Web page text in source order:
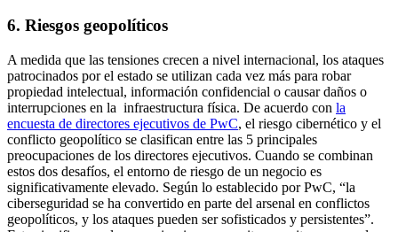
6. Riesgos geopolíticos
A medida que las tensiones crecen a nivel internacional, los ataques
patrocinados por el estado se utilizan cada vez más para robar
propiedad intelectual, información confidencial o causar daños o
interrupciones en la infraestructura física. De acuerdo con la
encuesta de directores ejecutivos de PwC, el riesgo cibernético y el
conflicto geopolítico se clasifican entre las 5 principales
preocupaciones de los directores ejecutivos. Cuando se combinan
estos dos desafíos, el entorno de riesgo de un negocio es
significativamente elevado. Según lo establecido por PwC, “la
ciberseguridad se ha convertido en parte del arsenal en conflictos
geopolíticos, y los ataques pueden ser sofisticados y persistentes”.